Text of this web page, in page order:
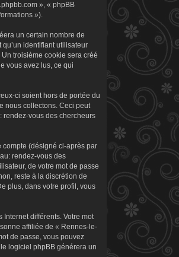
», « phpBB
»).
un certain nombre de
identifiant utilisateur
troisième cookie sera créé
vous avez lus, ce qui
ci soient hors de portée du
nous collectons. Ceci peut
rendez-vous des chercheurs
compte (désigné ci-après par
rendez-vous des
de votre mot de passe
reste à la discrétion de
plus, dans votre profil, vous
différents. Votre mot
affiliée de « Rennes-le-
de passe, vous pouvez
logiciel phpBB générera un